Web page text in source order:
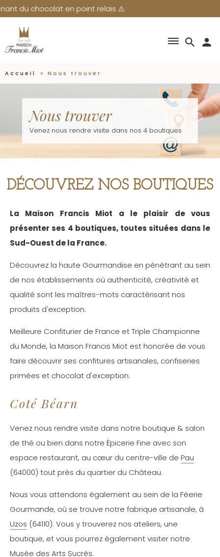
chocolat en point relais ⚠️
search
dehaze person
Accueil Nous trouver
Nous trouver
Venez nous rendre visite dans nos 4 boutiques
DÉCOUVREZ NOS BOUTIQUES
La Maison Francis Miot a le plaisir de vous
présenter ses 4 boutiques, toutes situées dans le
Sud-Ouest de la France.
Découvrez la haute Gourmandise en pénétrant au sein
de nos établissements où authenticité, créativité et
qualité sont les maîtres-mots caractérisant nos
produits d'exception.
Meilleure Confiturier de France et Triple Championne
du Monde, la Maison Francis Miot est honorée de vous
faire découvrir ses confitures artisanales, confiseries
primées et chocolat d'exception.
Coté Béarn
Venez nous rendre visite dans notre boutique & salon
de thé ou bien dans notre Épicerie Fine avec son
espace restaurant, au cœur du centre-ville de Pau
(64000) tout près du quartier du Château.
Nous vous attendons également au sein de la Féerie
Gourmande, où se trouve notre fabrique artisanale, à
Uzos (64110). Vous y trouverez nos ateliers, une
boutique, et vous pourrez également visiter notre
Musée des Arts Sucrés.